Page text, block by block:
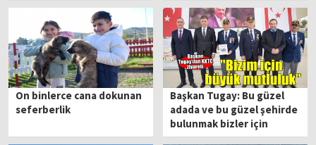
On binlerce cana dokunan
seferberlik
Başkan Tugay: Bu güzel
adada ve bu güzel şehirde
bulunmak bizler için
büyük bir mutluluk